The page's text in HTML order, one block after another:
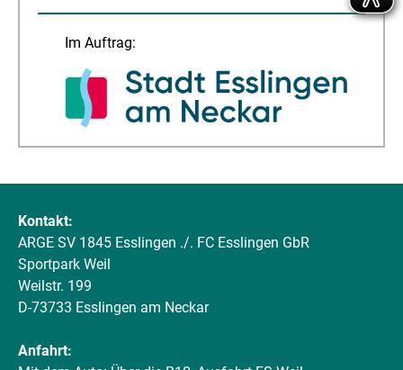
Im Auftrag:
Kontakt:
ARGE SV 1845 Esslingen ./. FC Esslingen GbR
Sportpark Weil
Weilstr. 199
D-73733 Esslingen am Neckar
Anfahrt: